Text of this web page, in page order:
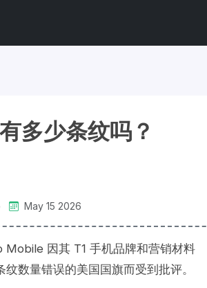
多少条纹吗？
May 15 2026
Mobile 因其 T1 手机品牌和营销材料
纹数量错误的美国国旗而受到批评。